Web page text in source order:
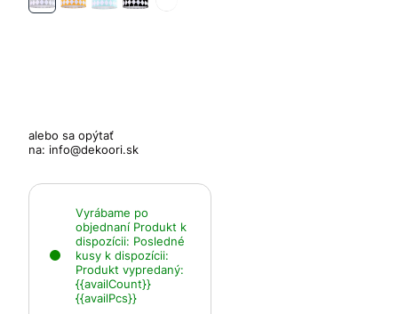
alebo sa opýtať
na: info@dekoori.sk
Vyrábame po
objednaní Produkt k
dispozícii: Posledné
kusy k dispozícii:
Produkt vypredaný:
{{availCount}}
{{availPcs}}